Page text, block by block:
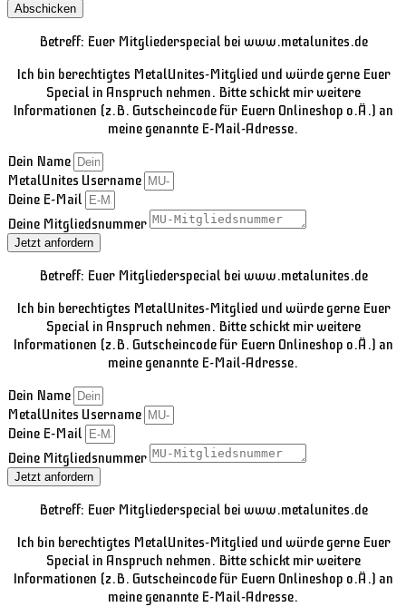
Abschicken
Betreff: Euer Mitgliederspecial bei www.metalunites.de
Ich bin berechtigtes MetalUnites-Mitglied und würde gerne Euer
Special in Anspruch nehmen. Bitte schickt mir weitere
Informationen (z.B. Gutscheincode für Euern Onlineshop o.Ä.) an
meine genannte E-Mail-Adresse.
Dein Name
MetalUnites Username
Deine E-Mail
Deine Mitgliedsnummer
Jetzt anfordern
Betreff: Euer Mitgliederspecial bei www.metalunites.de
Ich bin berechtigtes MetalUnites-Mitglied und würde gerne Euer
Special in Anspruch nehmen. Bitte schickt mir weitere
Informationen (z.B. Gutscheincode für Euern Onlineshop o.Ä.) an
meine genannte E-Mail-Adresse.
Dein Name
MetalUnites Username
Deine E-Mail
Deine Mitgliedsnummer
Jetzt anfordern
Betreff: Euer Mitgliederspecial bei www.metalunites.de
Ich bin berechtigtes MetalUnites-Mitglied und würde gerne Euer
Special in Anspruch nehmen. Bitte schickt mir weitere
Informationen (z.B. Gutscheincode für Euern Onlineshop o.Ä.) an
meine genannte E-Mail-Adresse.